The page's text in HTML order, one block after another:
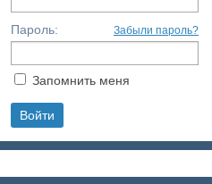
Пароль: Забыли пароль?
Запомнить меня